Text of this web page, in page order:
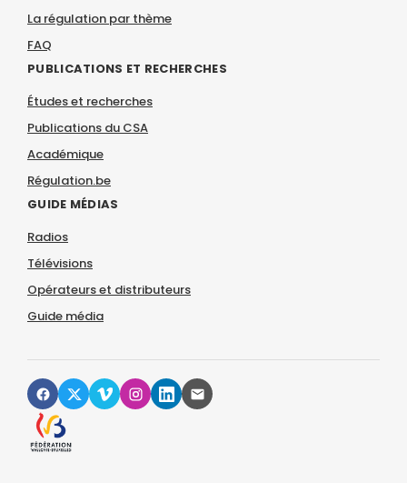
La régulation par thème
FAQ
PUBLICATIONS ET RECHERCHES
Études et recherches
Publications du CSA
Académique
Régulation.be
GUIDE MÉDIAS
Radios
Télévisions
Opérateurs et distributeurs
Guide média